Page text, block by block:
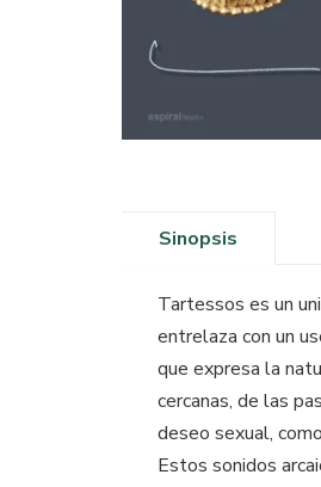
Sinopsis
Tartessos es un
entrelaza con un
que expresa la
cercanas, de las
deseo sexual,
Estos sonidos